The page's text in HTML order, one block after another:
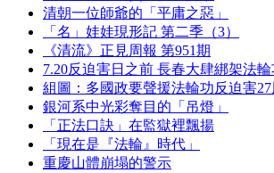
清朝一位師爺的「平庸之惡」
「名」娃娃現形記 第二季（3）
《清流》正見周報 第951期
7.20反迫害日之前 長春大肆綁架法輪
組圖：多國政要聲援法輪功反迫害27
銀河系中光彩奪目的「吊燈」
「正法口訣」在監獄裡飄揚
「現在是『法輪』時代」
重慶山體崩塌的警示